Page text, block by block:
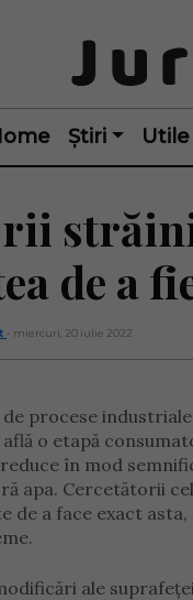
Știri Utile
de a
- miercuri, 20 iulie 2022
procese
o etapă
în mod
apa. Cercetătorii
de a face exact
ale